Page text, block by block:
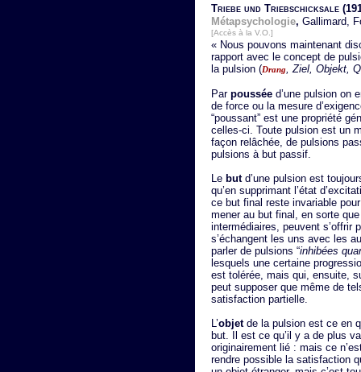
Triebe und Triebschicksale
Métapsychologie, Gallimard,
[Accès à la V.O.]
« Nous pouvons maintenant
rapport avec le concept de
la pulsion (Drang, Ziel, Objekt,
Par poussée d’une pulsion on
de force ou la mesure
“poussant” est une propriété
celles-ci. Toute pulsion est un
façon relâchée, de pulsions
pulsions à but passif.
Le butd’une pulsion est
qu’en supprimant l’état
ce but final reste invariable
mener au but final, en sorte
intermédiaires, peuvent s’offrir
s’échangent les uns avec les
parler de pulsions “inhibées
lesquels une certaine
est tolérée, mais qui, ensuite,
peut supposer que même de
satisfaction partielle.
L’objetde la pulsion est ce en
but. Il est ce qu’il y a de plus
originairement lié : mais ce
rendre possible la satisfaction